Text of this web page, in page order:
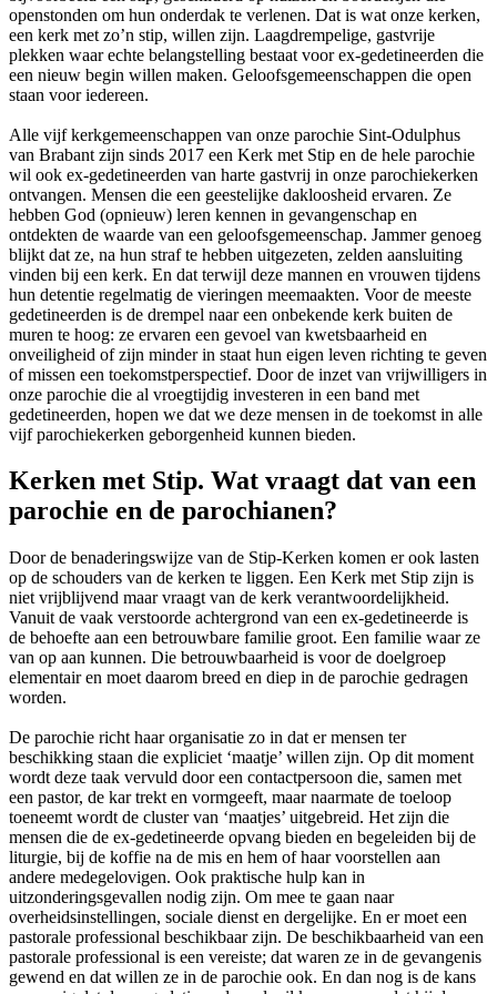
openstonden om hun onderdak te verlenen. Dat is wat onze kerken,
een kerk met zo’n stip, willen zijn. Laagdrempelige, gastvrije
plekken waar echte belangstelling bestaat voor ex-gedetineerden die
een nieuw begin willen maken. Geloofsgemeenschappen die open
staan voor iedereen.
Alle vijf kerkgemeenschappen van onze parochie Sint-Odulphus
van Brabant zijn sinds 2017 een Kerk met Stip en de hele parochie
wil ook ex-gedetineerden van harte gastvrij in onze parochiekerken
ontvangen. Mensen die een geestelijke dakloosheid ervaren. Ze
hebben God (opnieuw) leren kennen in gevangenschap en
ontdekten de waarde van een geloofsgemeenschap. Jammer genoeg
blijkt dat ze, na hun straf te hebben uitgezeten, zelden aansluiting
vinden bij een kerk. En dat terwijl deze mannen en vrouwen tijdens
hun detentie regelmatig de vieringen meemaakten. Voor de meeste
gedetineerden is de drempel naar een onbekende kerk buiten de
muren te hoog: ze ervaren een gevoel van kwetsbaarheid en
onveiligheid of zijn minder in staat hun eigen leven richting te geven
of missen een toekomstperspectief. Door de inzet van vrijwilligers in
onze parochie die al vroegtijdig investeren in een band met
gedetineerden, hopen we dat we deze mensen in de toekomst in alle
vijf parochiekerken geborgenheid kunnen bieden.
Kerken met Stip. Wat vraagt dat van een
parochie en de parochianen?
Door de benaderingswijze van de Stip-Kerken komen er ook lasten
op de schouders van de kerken te liggen. Een Kerk met Stip zijn is
niet vrijblijvend maar vraagt van de kerk verantwoordelijkheid.
Vanuit de vaak verstoorde achtergrond van een ex-gedetineerde is
de behoefte aan een betrouwbare familie groot. Een familie waar ze
van op aan kunnen. Die betrouwbaarheid is voor de doelgroep
elementair en moet daarom breed en diep in de parochie gedragen
worden.
De parochie richt haar organisatie zo in dat er mensen ter
beschikking staan die expliciet ‘maatje’ willen zijn. Op dit moment
wordt deze taak vervuld door een contactpersoon die, samen met
een pastor, de kar trekt en vormgeeft, maar naarmate de toeloop
toeneemt wordt de cluster van ‘maatjes’ uitgebreid. Het zijn die
mensen die de ex-gedetineerde opvang bieden en begeleiden bij de
liturgie, bij de koffie na de mis en hem of haar voorstellen aan
andere medegelovigen. Ook praktische hulp kan in
uitzonderingsgevallen nodig zijn. Om mee te gaan naar
overheidsinstellingen, sociale dienst en dergelijke. En er moet een
pastorale professional beschikbaar zijn. De beschikbaarheid van een
pastorale professional is een vereiste; dat waren ze in de gevangenis
gewend en dat willen ze in de parochie ook. En dan nog is de kans